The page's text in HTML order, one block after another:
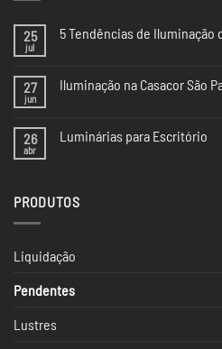
25
jul
5 Tendências de Iluminação
da
CASACOR
27
jun
Iluminação na Casacor São
Iluminação
2024
26
abr
Luminárias para Escritório
para
PRODUTOS
Liquidação
Pendentes
Lustres